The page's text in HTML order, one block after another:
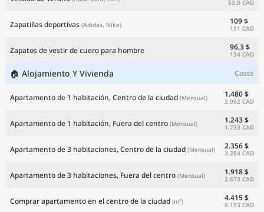
53,0 CAD
Zapatillas deportivas (Adidas, Nike) 109 $
151 CAD
Zapatos de vestir de cuero para hombre 96,3 $
134 CAD
🏠 Alojamiento Y Vivienda Coste
Apartamento de 1 habitación, Centro de la ciudad (Mensual) 1.480 $
2.062 CAD
Apartamento de 1 habitación, Fuera del centro (Mensual) 1.243 $
1.733 CAD
Apartamento de 3 habitaciones, Centro de la ciudad (Mensual) 2.356 $
3.284 CAD
Apartamento de 3 habitaciones, Fuera del centro (Mensual) 1.918 $
2.673 CAD
Comprar apartamento en el centro de la ciudad (m²) 4.415 $
6.153 CAD